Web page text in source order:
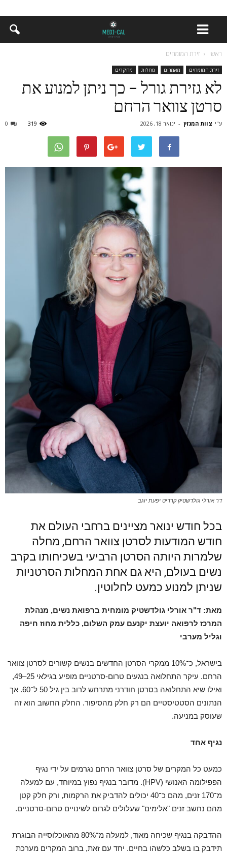
ראשי זירת המומחים
זירת המומחים מאמרים מחלות מחקרים
לא גזירת גורל – כך ניתן למנוע את
סרטן צוואר הרחם
ע"י צוות המגזין - ינואר 18, 2026 0 319
דר אורלי גולדשטיק קרדיט יפעת יוגב
בכל חודש ינואר מציינים ברחבי העולם את
חודש המודעות לסרטן צוואר הרחם, מחלה
שלמרות היותה הסרטן הרביעי בשכיחותו בקרב
נשים בעולם, היא גם אחת המחלות הסרטניות
שניתן למנוע כמעט לחלוטין.
מאת: ד"ר אורלי גולדשטיק מומחית ברפואת נשים, מנהלת
המרכז לרפואה יועצת יקנעם עמק השלום, כללית מחוז חיפה
וגליל מערבי
בישראל, כ־10% ממקרי הסרטן החדשים בנשים קשורים לסרטן צוואר
הרחם. עיקר התחלואה בנגעים טרום-סרטניים מופיע בגילאי 25–49,
ואילו שיא התחלואה בסרטן חודרני מתרחש לרוב בין גיל 50 ל־60. אך
הנתונים הסטטיסטיים הם רק חלק מהסיפור. החלק החשוב הוא זה
שעוסק במניעה.
נגיף אחד
כמעט כל המקרים של סרטן צוואר הרחם נגרמים על ידי נגיף
הפפילומה האנושי (HPV). מדובר בנגיף נפוץ במיוחד, עם למעלה
מ־170 זנים, מהם כ־40 יכולים להדביק את הרקמות, ורק חלק קטן
מהם נחשב זנים "אלימים" שעלולים לגרום לשינויים טרום-סרטניים.
ההדבקה בנגיף שכיחה מאוד, למעלה מ־80% מהאוכלוסייה הבוגרת
תידבק בו בשלב כלשהו בחיים. יחד עם זאת, ברוב המקרים מערכת